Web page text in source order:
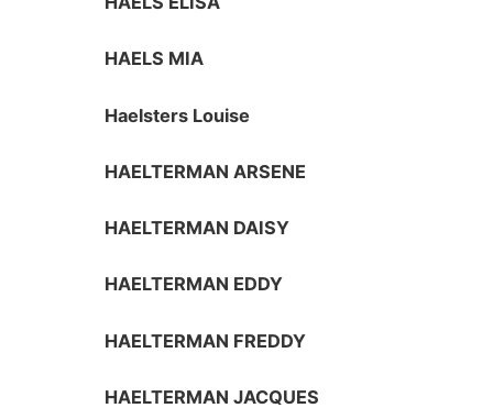
HAELS MIA
Haelsters Louise
HAELTERMAN ARSENE
HAELTERMAN DAISY
HAELTERMAN EDDY
HAELTERMAN FREDDY
HAELTERMAN JACQUES